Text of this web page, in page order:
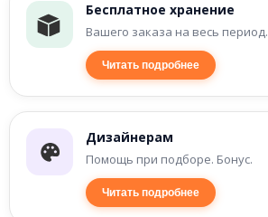
Бесплатное хранение
Вашего заказа на весь период.
Читать подробнее
Дизайнерам
Помощь при подборе. Бонус.
Читать подробнее